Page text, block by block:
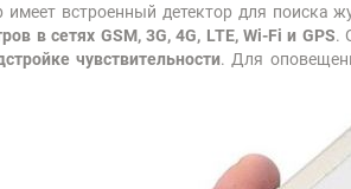
встроенный детектор для поиска
в сетях GSM, 3G, 4G, LTE, Wi-Fi и GPS.
чувствительности. Для